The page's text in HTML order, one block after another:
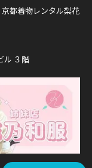
京都着物レンタル梨花
ル ３階